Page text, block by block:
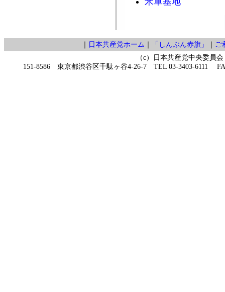
日本共産党ホーム 「しんぶん赤旗」
ご
（c）日本共産党中央委員会
151-8586 東京都渋谷区千駄ヶ谷4-26-7 TEL 03-3403-6111